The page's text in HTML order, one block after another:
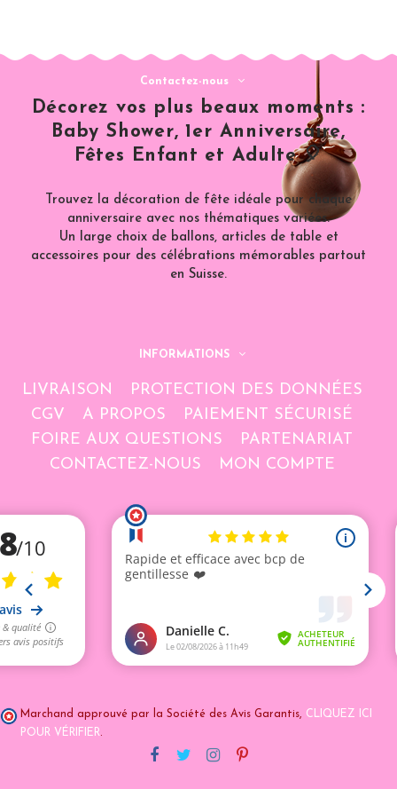
Contactez-nous
Décorez vos plus beaux moments :
Baby Shower, 1er Anniversaire,
Fêtes Enfant et Adulte 🎈
Trouvez la décoration de fête idéale pour chaque
anniversaire avec nos thématiques variées.
Un large choix de ballons, articles de table et
accessoires pour des célébrations mémorables partout
en Suisse.
INFORMATIONS
LIVRAISON
PROTECTION DES DONNÉES
CGV
A PROPOS
PAIEMENT SÉCURISÉ
FOIRE AUX QUESTIONS
PARTENARIAT
CONTACTEZ-NOUS
MON COMPTE
Marchand approuvé par la Société des Avis Garantis, CLIQUEZ ICI
POUR VÉRIFIER.